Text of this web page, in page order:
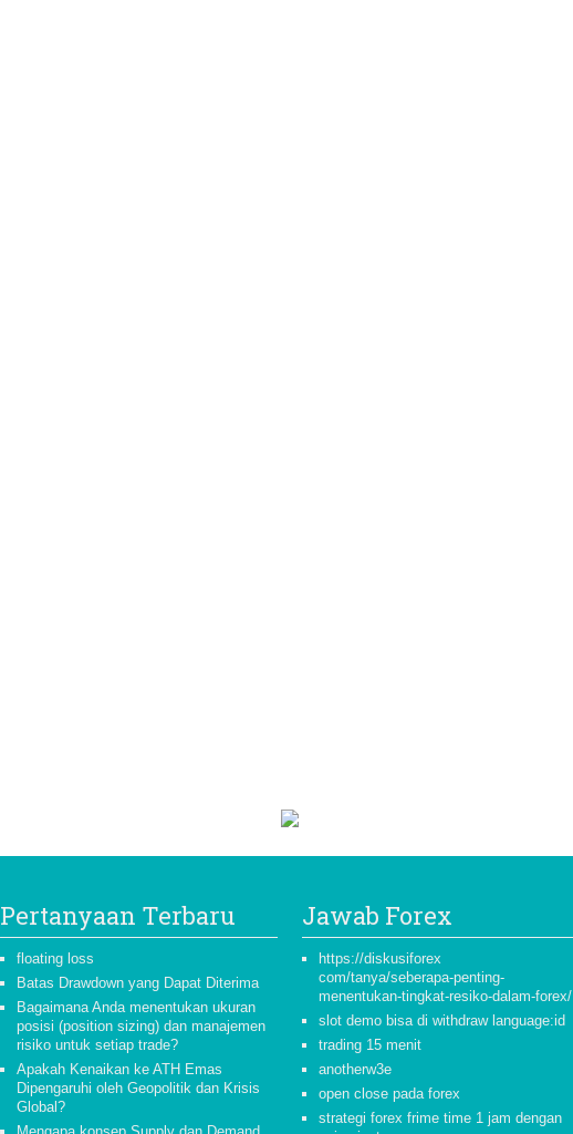
Pertanyaan Terbaru
floating loss
Batas Drawdown yang Dapat Diterima
Bagaimana Anda menentukan ukuran
posisi (position sizing) dan manajemen
risiko untuk setiap trade?
Apakah Kenaikan ke ATH Emas
Dipengaruhi oleh Geopolitik dan Krisis
Global?
Jawab Forex
https://diskusiforex
com/tanya/seberapa-penting-
menentukan-tingkat-resiko-dalam-forex/
slot demo bisa di withdraw language:id
trading 15 menit
anotherw3e
open close pada forex
strategi forex frime time 1 jam dengan